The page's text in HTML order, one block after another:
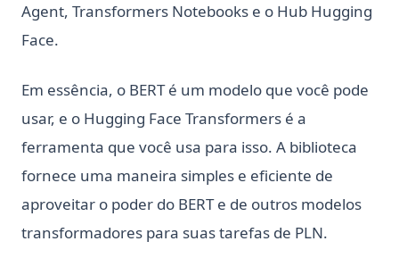
Agent, Transformers Notebooks e o Hub Hugging
Face.
Em essência, o BERT é um modelo que você pode
usar, e o Hugging Face Transformers é a
ferramenta que você usa para isso. A biblioteca
fornece uma maneira simples e eficiente de
aproveitar o poder do BERT e de outros modelos
transformadores para suas tarefas de PLN.